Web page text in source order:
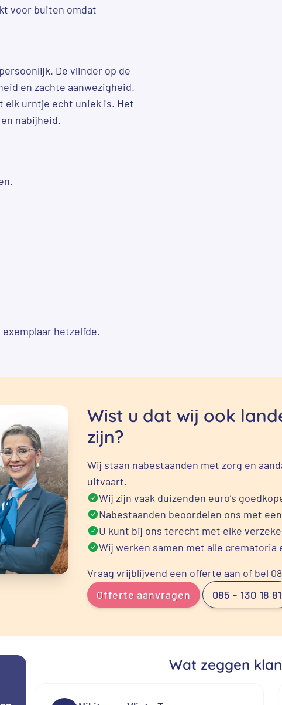
voor buiten omdat
De vlinder op de
en zachte aanwezigheid.
elk urntje echt uniek is. Het
nabijheid.
hetzelfde.
Wist u dat wij ook
zijn?
Wij staan nabestaanden met zorg en
uitvaart.
Wij zijn vaak duizenden euro’s
Nabestaanden beoordelen ons met
U kunt bij ons terecht met elke
Wij werken samen met alle crematoria
Vraag vrijblijvend een offerte aan of bel
Offerte aanvragen
085 - 130 18 81
Wat zeggen